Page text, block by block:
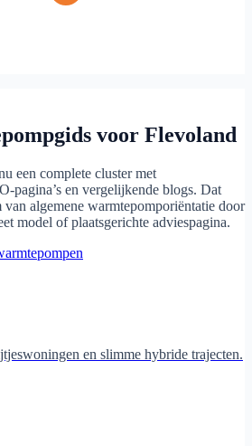
voor Flevoland
een complete cluster met
pagina’s en vergelijkende blogs. Dat
algemene warmtepomporiëntatie door
model of plaatsgerichte adviespagina.
en slimme hybride trajecten.